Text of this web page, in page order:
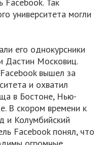
университета могли
его однокурсники
Дастин Московиц.
вышел за
и охватил
в Бостоне, Нью-
В скором времени к
и Колумбийский
Facebook понял, что